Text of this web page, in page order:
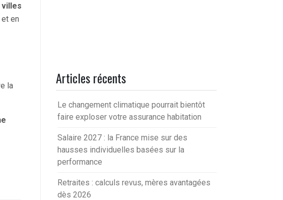
en
la
Articles récents
Le changement climatique pourrait bientôt
faire exploser votre assurance habitation
Salaire 2027 : la France mise sur des
hausses individuelles basées sur la
performance
Retraites : calculs revus, mères avantagées
dès 2026